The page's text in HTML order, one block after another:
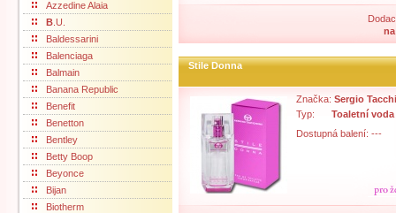
Azzedine Alaia
B .U.
Baldessarini
Balenciaga
Balmain
Banana Republic
Benefit
Benetton
Bentley
Betty Boop
Beyonce
Bijan
Biotherm
Stile Donna
Značka: Sergio
Typ:
Toaletní voda
Dostupná balení: ---